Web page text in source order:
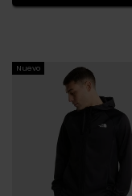
Nuevo